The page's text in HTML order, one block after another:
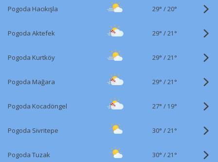
Pogoda Hacıkışla 29° /20°
Pogoda Aktefek 29° /21°
Pogoda Kurtköy 29° /21°
Pogoda Mağara 29° /21°
Pogoda Kocadöngel 27° / 19°
Pogoda Sivritepe 30° /21°
Pogoda Tuzak 30° /21°